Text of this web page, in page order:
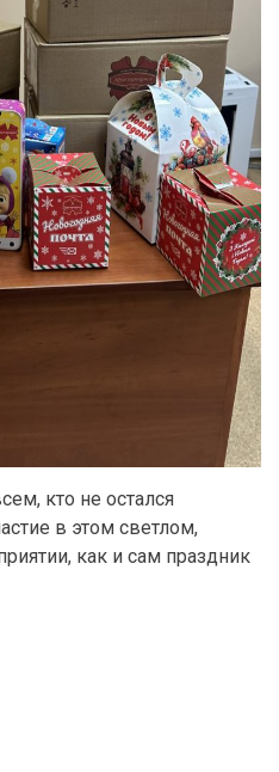
кто не остался
в этом светлом,
как и сам праздник